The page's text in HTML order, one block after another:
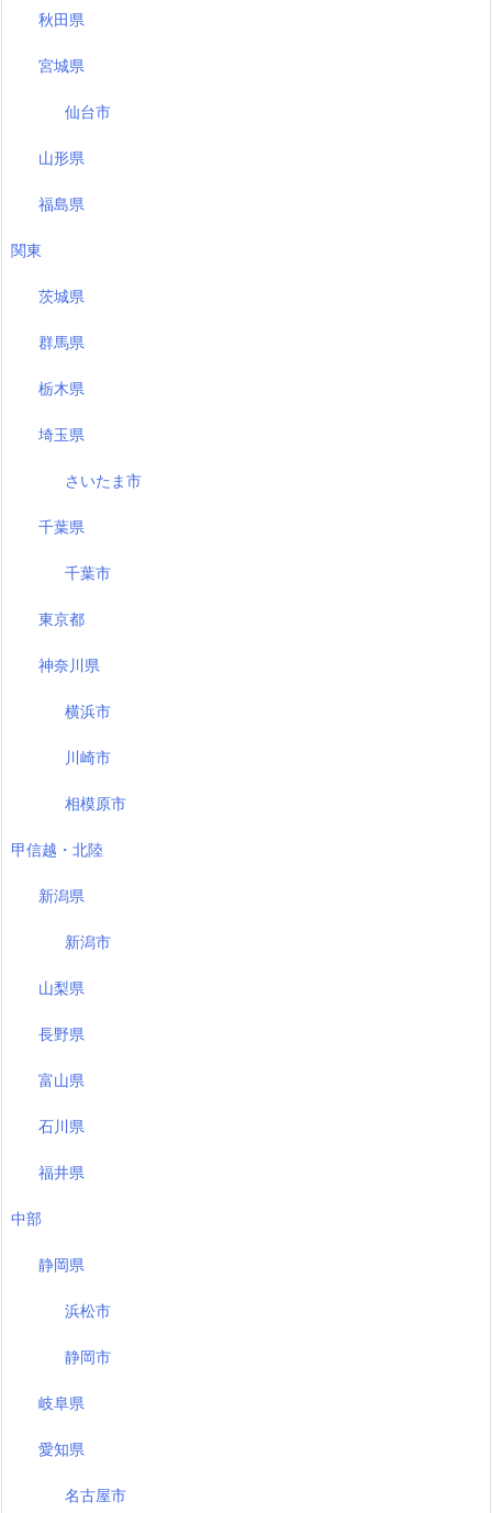
秋田県
宮城県
仙台市
山形県
福島県
関東
茨城県
群馬県
栃木県
埼玉県
さいたま市
千葉県
千葉市
東京都
神奈川県
横浜市
川崎市
相模原市
甲信越・北陸
新潟県
新潟市
山梨県
長野県
富山県
石川県
福井県
中部
静岡県
浜松市
静岡市
岐阜県
愛知県
名古屋市